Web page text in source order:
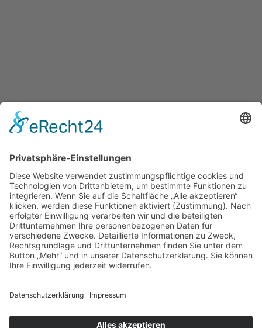
Impressum Datenschutzerklärung